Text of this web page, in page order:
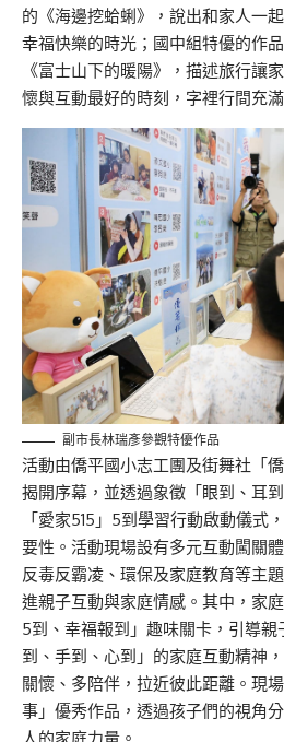
的《海邊挖蛤蜊》，說出和家人一
幸福快樂的時光；國中組特優的作
《富士山下的暖陽》，描述旅行讓
懷與互動最好的時刻，字裡行間充
副市長林瑞彥參觀特優作品
活動由僑平國小志工團及街舞社「
揭開序幕，並透過象徵「眼到、 耳到
「愛家515」5到學習行動啟動儀式
要性 。 活動現場設有多元互動闖關
反毒反霸凌、 環保及家庭教育等主
進親子互動與家庭情感。其中，家
5到、幸福報到」趣味關卡，引導親
到、手到、心到」的家庭互動精神
關懷、多陪伴，拉近彼此距離。現
事」優秀作品，透過孩子們的視角